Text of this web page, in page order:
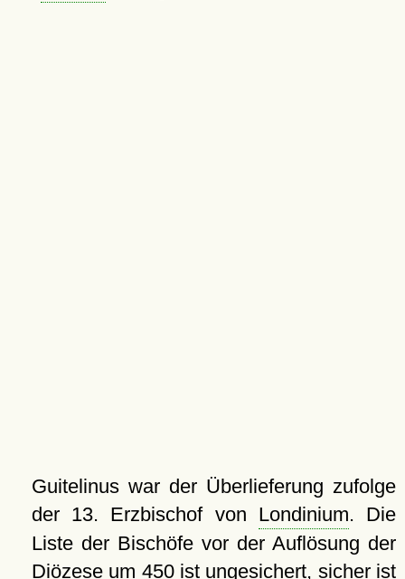
Guitelinus war der Überlieferung zufolge
der 13. Erzbischof von Londinium. Die
Liste der Bischöfe vor der Auflösung der
Diözese um 450 ist ungesichert, sicher ist